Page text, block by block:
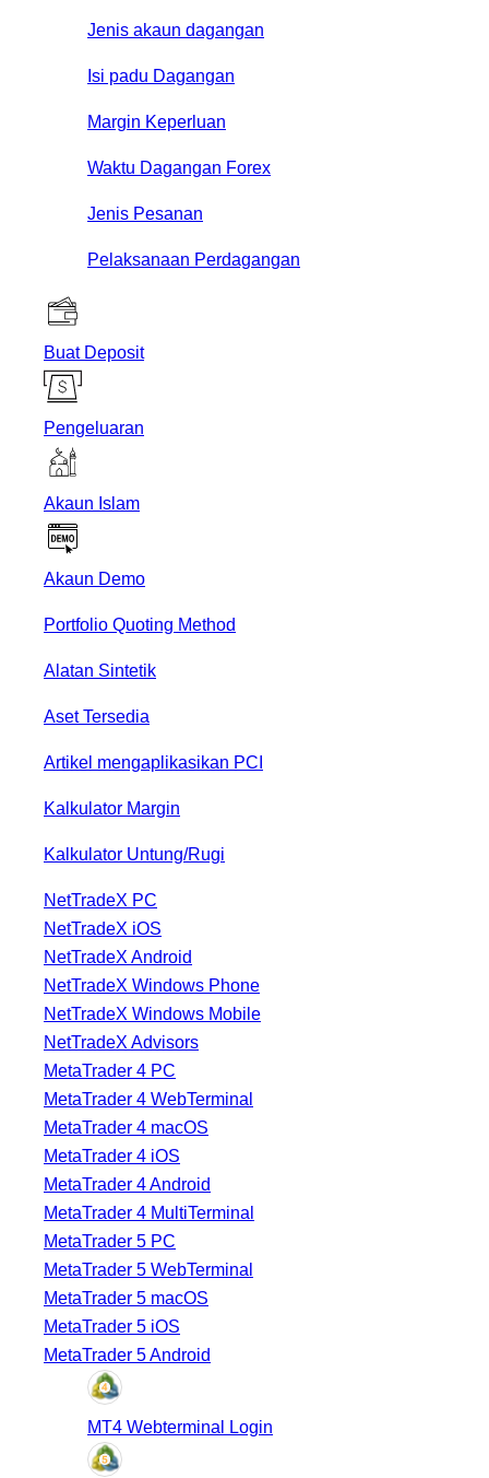
Jenis akaun dagangan
Isi padu Dagangan
Margin Keperluan
Waktu Dagangan Forex
Jenis Pesanan
Pelaksanaan Perdagangan
Buat Deposit
Pengeluaran
Akaun Islam
Akaun Demo
Portfolio Quoting Method
Alatan Sintetik
Aset Tersedia
Artikel mengaplikasikan PCI
Kalkulator Margin
Kalkulator Untung/Rugi
NetTradeX PC
NetTradeX iOS
NetTradeX Android
NetTradeX Windows Phone
NetTradeX Windows Mobile
NetTradeX Advisors
MetaTrader 4 PC
MetaTrader 4 WebTerminal
MetaTrader 4 macOS
MetaTrader 4 iOS
MetaTrader 4 Android
MetaTrader 4 MultiTerminal
MetaTrader 5 PC
MetaTrader 5 WebTerminal
MetaTrader 5 macOS
MetaTrader 5 iOS
MetaTrader 5 Android
MT4 Webterminal Login